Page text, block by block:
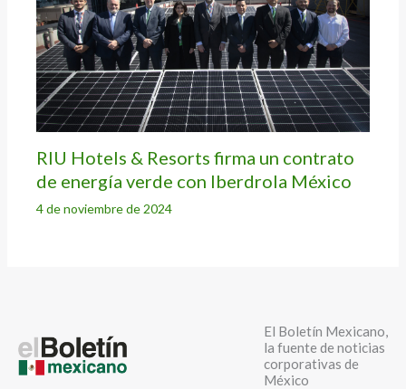
RIU Hotels & Resorts firma un contrato
de energía verde con Iberdrola México
4 de noviembre de 2024
El Boletín Mexicano,
la fuente de noticias
corporativas de
México